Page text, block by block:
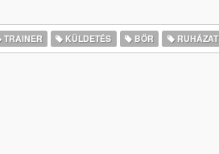
TRAINER KÜLDETÉS BŐR RUHÁZAT